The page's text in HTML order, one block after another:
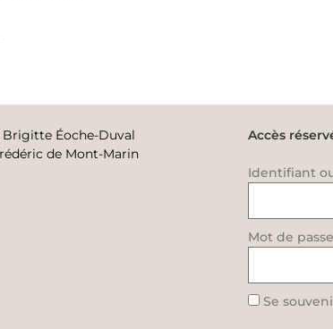
Brigitte Éoche-Duval
de Mont-Marin
Accès
Identifiant
Mot de passe
Se